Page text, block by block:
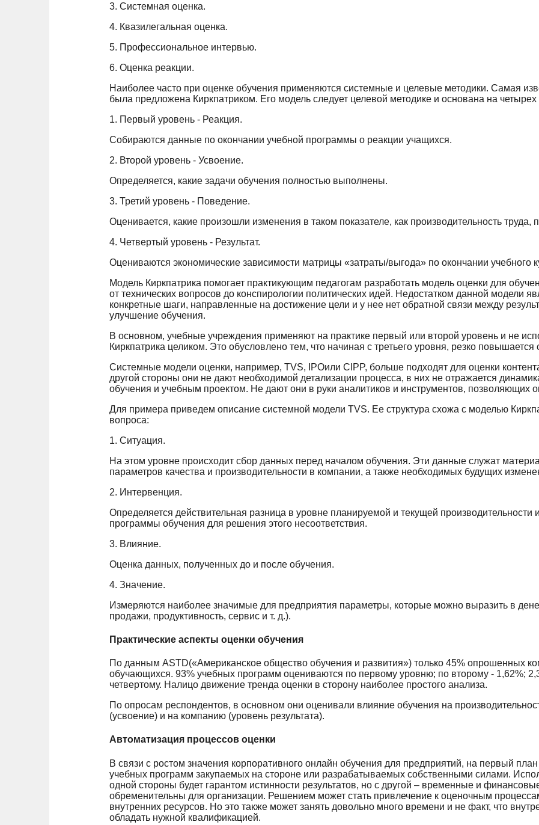
3. Системная оценка.
4. Квазилегальная оценка.
5. Профессиональное интервью.
6. Оценка реакции.
Наиболее часто при оценке обучения применяются системные и целевые методики. Самая
была предложена Киркпатриком. Его модель следует целевой методике и основана на четырех
1. Первый уровень - Реакция.
Собираются данные по окончании учебной программы о реакции учащихся.
2. Второй уровень - Усвоение.
Определяется, какие задачи обучения полностью выполнены.
3. Третий уровень - Поведение.
Оценивается, какие произошли изменения в таком показателе, как производительность труда,
4. Четвертый уровень - Результат.
Оцениваются экономические зависимости матрицы «затраты/выгода» по окончании учебного
Модель Киркпатрика помогает практикующим педагогам разработать модель оценки для
от технических вопросов до конспирологии политических идей. Недостатком данной модели
конкретные шаги, направленные на достижение цели и у нее нет обратной связи между
улучшение обучения.
В основном, учебные учреждения применяют на практике первый или второй уровень и не
Киркпатрика целиком. Это обусловлено тем, что начиная с третьего уровня, резко
Системные модели оценки, например, TVS, IPOили CIPP, больше подходят для оценки
другой стороны они не дают необходимой детализации процесса, в них не отражается
обучения и учебным проектом. Не дают они в руки аналитиков и инструментов, позволяющих
Для примера приведем описание системной модели TVS. Ее структура схожа с моделью
вопроса:
1. Ситуация.
На этом уровне происходит сбор данных перед началом обучения. Эти данные служат
параметров качества и производительности в компании, а также необходимых будущих
2. Интервенция.
Определяется действительная разница в уровне планируемой и текущей производительности
программы обучения для решения этого несоответствия.
3. Влияние.
Оценка данных, полученных до и после обучения.
4. Значение.
Измеряются наиболее значимые для предприятия параметры, которые можно выразить в
продажи, продуктивность, сервис и т. д.).
Практические аспекты оценки обучения
По данным ASTD(«Американское общество обучения и развития») только 45% опрошенных
обучающихся. 93% учебных программ оцениваются по первому уровню; по второму - 1,62%;
четвертому. Налицо движение тренда оценки в сторону наиболее простого анализа.
По опросам респондентов, в основном они оценивали влияние обучения на
(усвоение) и на компанию (уровень результата).
Автоматизация процессов оценки
В связи с ростом значения корпоративного онлайн обучения для предприятий, на первый
учебных программ закупаемых на стороне или разрабатываемых собственными силами.
одной стороны будет гарантом истинности результатов, но с другой – временные и
обременительны для организации. Решением может стать привлечение к оценочным
внутренних ресурсов. Но это также может занять довольно много времени и не факт, что
обладать нужной квалификацией.